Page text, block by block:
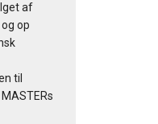
af
op
til